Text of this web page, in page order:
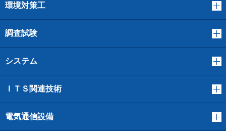
環境対策工
調査試験
システム
ＩＴＳ関連技術
電気通信設備